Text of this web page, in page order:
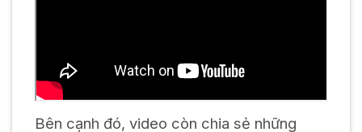
Bên cạnh đó, video còn chia sẻ những